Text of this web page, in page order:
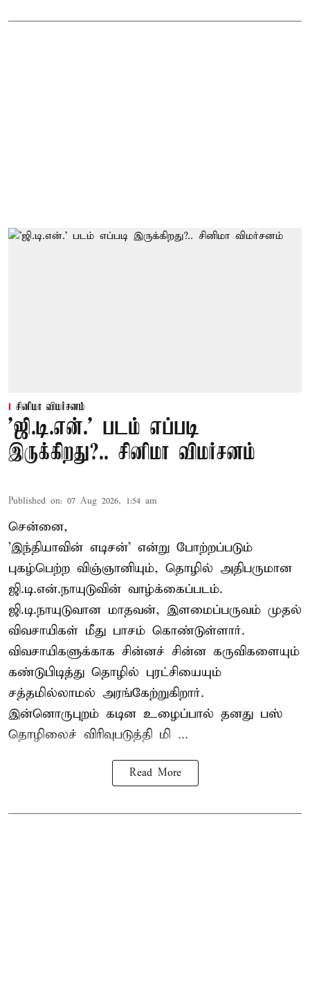
சினிமா விமர்சனம்
'ஜி.டி.என்.' படம் எப்படி
இருக்கிறது?.. சினிமா விமர்சனம்
Published on: 07 Aug 2026, 1:54 am
சென்னை,
'இந்தியாவின் எடிசன்' என்று போற்றப்படும்
புகழ்பெற்ற விஞ்ஞானியும், தொழில் அதிபருமான
ஜி.டி.என்.நாயுடுவின் வாழ்க்கைப்படம்.
ஜி.டி.நாயுடுவான மாதவன், இளமைப்பருவம் முதல்
விவசாயிகள் மீது பாசம் கொண்டுள்ளார்.
விவசாயிகளுக்காக சின்னச் சின்ன கருவிகளையும்
கண்டுபிடித்து தொழில் புரட்சியையும்
சத்தமில்லாமல் அரங்கேற்றுகிறார்.
இன்னொருபுறம் கடின உழைப்பால் தனது பஸ்
தொழிலைச் விரிவுபடுத்தி மி ...
Read More